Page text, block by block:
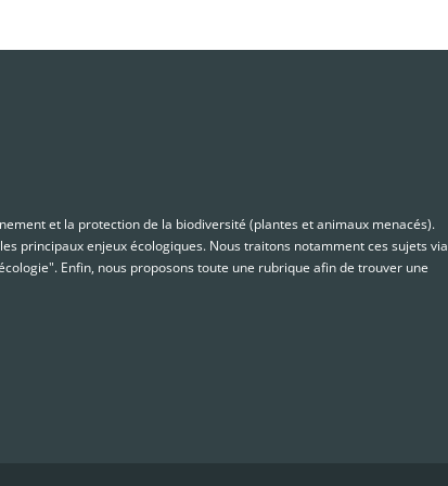
et la protection de la biodiversité (plantes et animaux menacés).
principaux enjeux écologiques. Nous traitons notamment ces sujets via
Enfin, nous proposons toute une rubrique afin de trouver une